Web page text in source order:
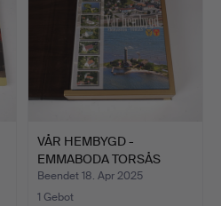
VÅR HEMBYGD -
EMMABODA TORSÅS
2008-2009, n…
Beendet 18. Apr 2025
1 Gebot